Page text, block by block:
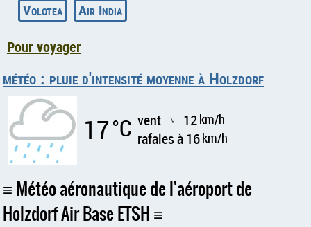
Volotea
Air India
Pour voyager
météo : pluie d'intensité moyenne à Holzdorf
17°C vent ↑ 12km/h
rafales à 16km/h
Météo aéronautique de l'aéroport de
Holzdorf Air Base ETSH